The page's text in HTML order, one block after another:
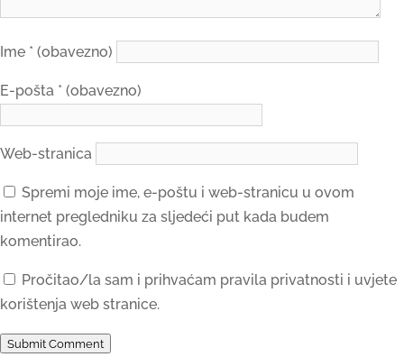
Ime * (obavezno)
E-pošta * (obavezno)
Web-stranica
Spremi moje ime, e-poštu i web-stranicu u ovom
internet pregledniku za sljedeći put kada budem
komentirao.
Pročitao/la sam i prihvaćam pravila privatnosti i uvjete
korištenja web stranice.
Submit Comment